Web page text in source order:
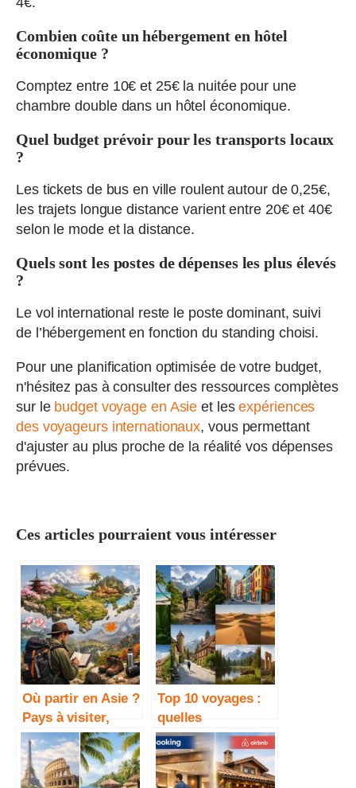
Combien coûte un hébergement en hôtel
économique ?
Comptez entre 10€ et 25€ la nuitée pour une
chambre double dans un hôtel économique.
Quel budget prévoir pour les transports locaux
?
Les tickets de bus en ville roulent autour de 0,25€,
les trajets longue distance varient entre 20€ et 40€
selon le mode et la distance.
Quels sont les postes de dépenses les plus élevés
?
Le vol international reste le poste dominant, suivi
de l’hébergement en fonction du standing choisi.
Pour une planification optimisée de votre budget,
n'hésitez pas à consulter des ressources complètes
sur le budget voyage en Asie et lesexpériences
des voyageurs internationaux, vous permettant
d'ajuster au plus proche de la réalité vos dépenses
prévues.
Ces articles pourraient vous intéresser
Où partir en Asie ?
Pays à visiter,
budget, saisons et
conseils pratiques
Top 10 voyages :
quelles
destinations
choisir selon votre
style